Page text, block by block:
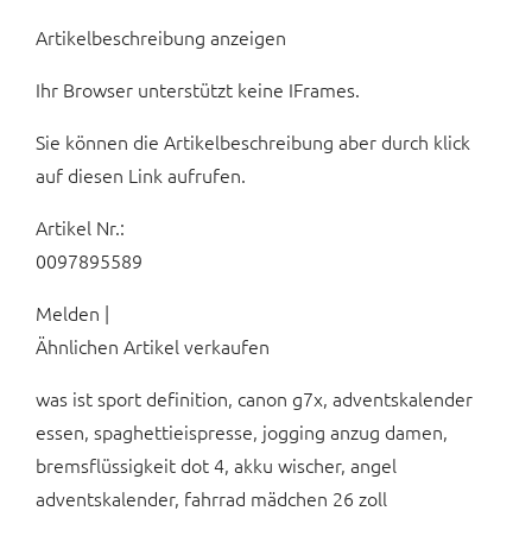
Artikelbeschreibung anzeigen
Ihr Browser unterstützt keine IFrames.
Sie können die Artikelbeschreibung aber durch klick
auf diesen Link aufrufen.
Artikel Nr.:
0097895589
Melden |
Ähnlichen Artikel verkaufen
was ist sport definition, canon g7x, adventskalender
essen, spaghettieispresse, jogging anzug damen,
bremsflüssigkeit dot 4, akku wischer, angel
adventskalender, fahrrad mädchen 26 zoll